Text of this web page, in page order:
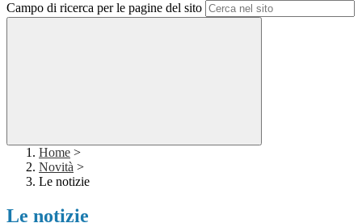
Campo di ricerca per le pagine del sito
Home >
Novità >
Le notizie
Le notizie